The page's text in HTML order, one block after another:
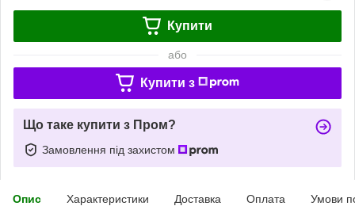
Купити
або
Купити з
Що таке купити з Пром?
Замовлення під захистом
Опис Характеристики Доставка Оплата Умови